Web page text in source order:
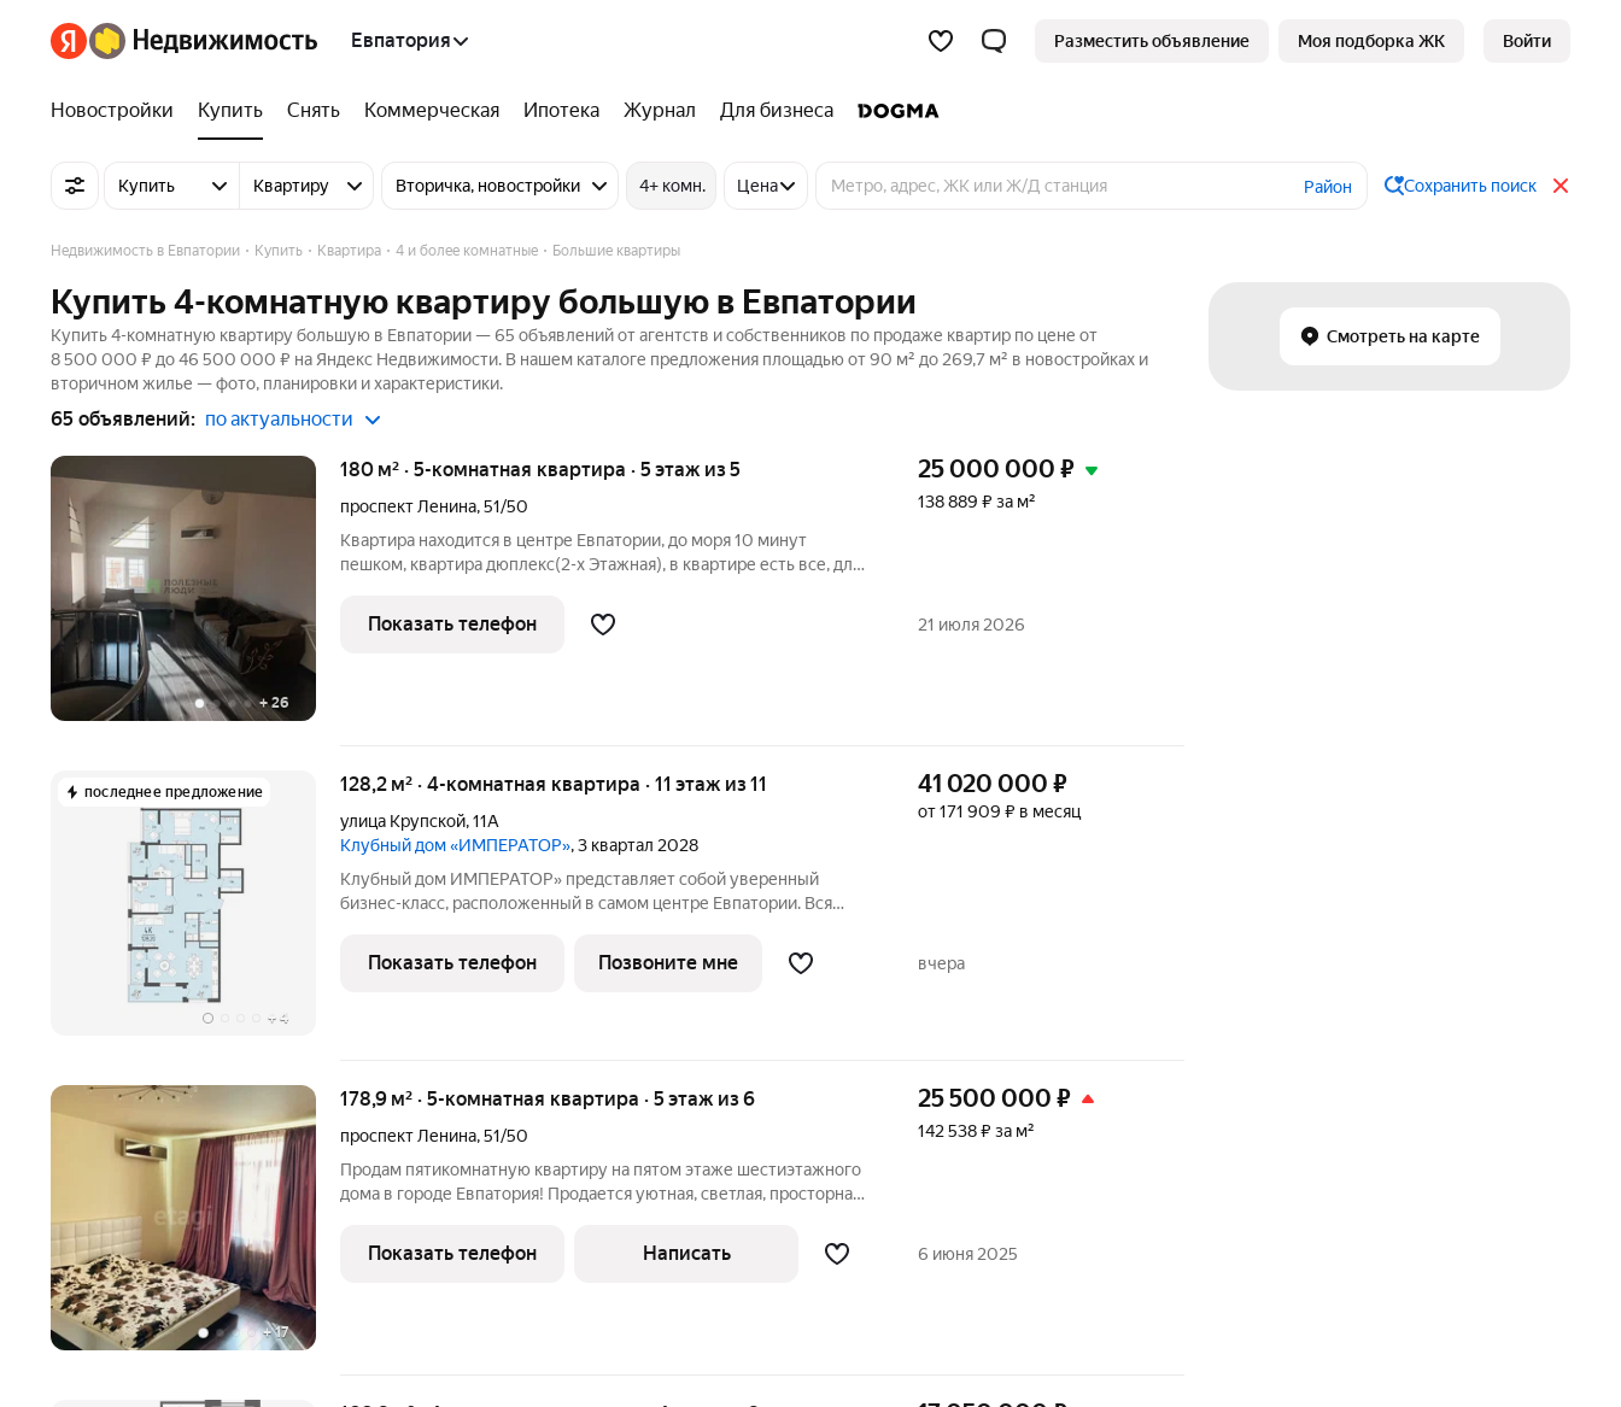
Евпатория Разместить объявление Моя подборка ЖК Войти
Новостройки Купить Снять Коммерческая Ипотека Журнал Для бизнеса
Купить Квартиру Вторичка, новостройки 4+ комн. Цена Район Сохранить поиск
Смотреть на карте
Недвижимость в Евпатории Купить Квартира 4 и более комнатные Большие квартиры
Купить 4-комнатную квартиру большую в Евпатории
Купить 4-комнатную квартиру большую в Евпатории — 65 объявлений от агентств и собственников по продаже квартир по цене от
8 500 000 ₽ до 46 500 000 ₽ на Яндекс Недвижимости. В нашем каталоге предложения площадью от 90 м² до 269,7 м² в новостройках и
вторичном жилье — фото, планировки и характеристики.
65 объявлений: по актуальности
+26
180 м² · 5-комнатная квартира · 5 этаж из 5
проспект Ленина,51/50
Квартира находится в центре Евпатории, до моря 10 минут
пешком, квартира дюплекс(2-х Этажная), в квартире есть все, для
планировка, в этом особенность квартиры. В квартире
установлена система
25 000 000 ₽
138 889 ₽ за м²
Показать телефон 21 июля 2026
последнее предложение
+ 4
128,2 м² · 4-комнатная квартира · 11 этаж из 11
улица Крупской,11А
Клубный дом «ИМПЕРАТОР», 3 квартал 2028
Клубный дом ИМПЕРАТОР» представляет собой уверенный
бизнес-класс, расположенный в самом центре Евпатории. Вся
садики, спортивные секции, парк. До моря 10 минут на
автомобиле Система «умный
41 020 000 ₽
от 171 909 ₽ в месяц
Показать телефон Позвоните мне вчера
+17
178,9 м² · 5-комнатная квартира · 5 этаж из 6
проспект Ленина,51/50
Продам пятикомнатную квартиру на пятом этаже шестиэтажного
дома в городе Евпатория! Продается уютная, светлая, просторная
практически дом. На первом этаже две комнаты спальня,
гостиная,
25 500 000 ₽
142 538 ₽ за м²
Показать телефон Написать 6 июня 2025